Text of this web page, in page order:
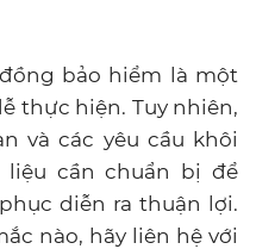
bảo hiểm là một
thực hiện. Tuy nhiên,
và các yêu cầu khôi
cần chuẩn bị để
diễn ra thuận lợi.
nào, hãy liên hệ với